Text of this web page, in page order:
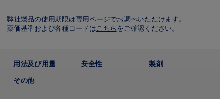
弊社製品の使用期限は専用ページでお調べいただけます。
薬価基準および各種コードはこちら をご確認ください。
用法及び用量 安全性
製剤
その他